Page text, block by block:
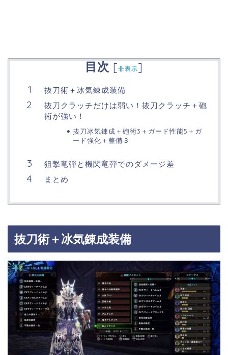
目次 [非表示]
抜刀術＋冰気錬成装備
抜刀クラッチだけは弱い！抜刀クラッチ＋砲
術が強い！
抜刀冰気錬成＋砲術3＋ガード性能5＋ガ
ード強化＋整備３
狙撃竜弾と機関竜弾でのダメージ差
まとめ
抜刀術＋冰気錬成装備